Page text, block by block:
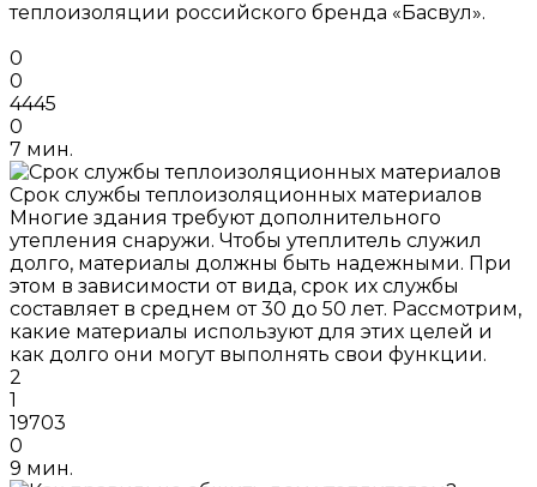
теплоизоляции российского бренда «Басвул».
0
0
4445
0
7 мин.
Срок службы теплоизоляционных материалов
Многие здания требуют дополнительного
утепления снаружи. Чтобы утеплитель служил
долго, материалы должны быть надежными. При
этом в зависимости от вида, срок их службы
составляет в среднем от 30 до 50 лет. Рассмотрим,
какие материалы используют для этих целей и
как долго они могут выполнять свои функции.
2
1
19703
0
9 мин.